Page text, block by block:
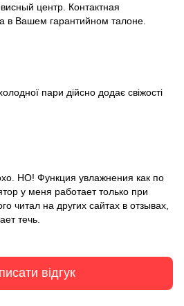
центр. Контактная
в Вашем гарантийном талоне.
пари дійсно додає свіжості
НО! Функция увлажнения как по
у меня работает только при
читал на других сайтах в отзывах,
течь.
відгук